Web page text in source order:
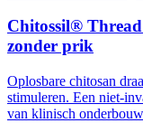
Chitossil®
zonder prik
Oplosbare chitosan
stimuleren. Een niet-
van klinisch